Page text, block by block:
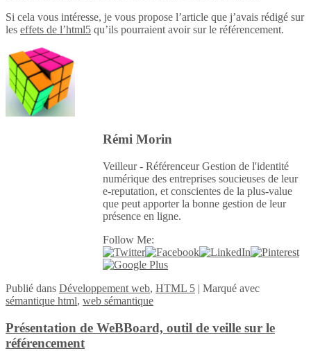
Si cela vous intéresse, je vous propose l’article que j’avais rédigé sur
les effets de l’html5 qu’ils pourraient avoir sur le référencement.
Rémi Morin
Veilleur - Référenceur Gestion de l'identité
numérique des entreprises soucieuses de leur
e-reputation, et conscientes de la plus-value
que peut apporter la bonne gestion de leur
présence en ligne.
Follow Me:
Publié dans Développement web, HTML 5 | Marqué avec
sémantique html, web sémantique
Présentation de WeBBoard, outil de veille sur le
référencement